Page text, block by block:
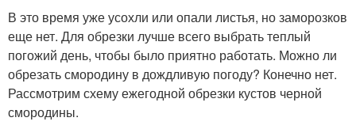
В это время уже усохли или опали листья, но заморозков
еще нет. Для обрезки лучше всего выбрать теплый
погожий день, чтобы было приятно работать. Можно ли
обрезать смородину в дождливую погоду? Конечно нет.
Рассмотрим схему ежегодной обрезки кустов черной
смородины.